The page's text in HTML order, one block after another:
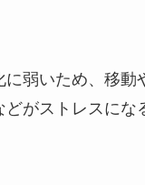
に弱いため、移動
どがストレスにな